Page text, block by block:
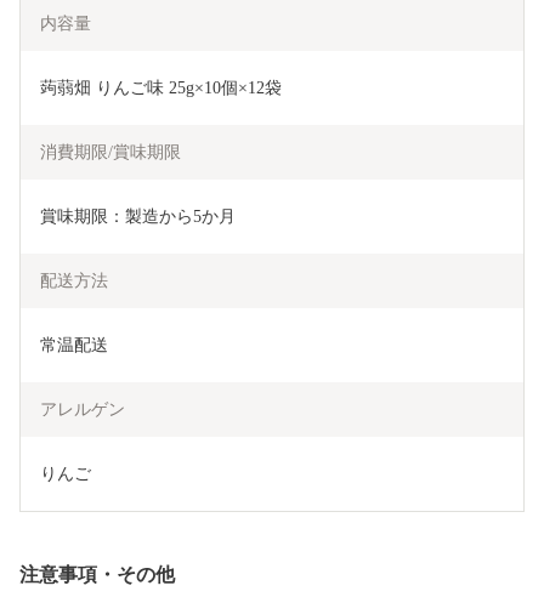
内容量
蒟蒻畑 りんご味 25g×10個×12袋
消費期限/賞味期限
賞味期限：製造から5か月
配送方法
常温配送
アレルゲン
りんご
注意事項・その他